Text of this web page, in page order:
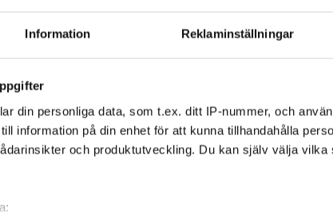
Information Reklaminställningar
din personliga data, som t.ex. ditt IP-nummer, och
information på din enhet för att kunna tillhandahålla
och produktutveckling. Du kan själv välja vilka